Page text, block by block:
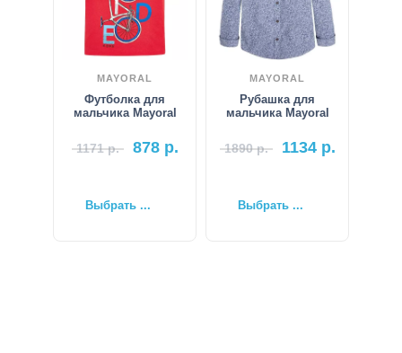
MAYORAL
Футболка для
мальчика Mayoral
1171р. 878р.
Выбрать ...
MAYORAL
Рубашка для
мальчика Mayoral
1890р. 1134р.
Выбрать ...